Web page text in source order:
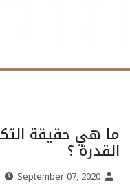
ما هي حقيقة
القدرة ؟
September 07, 2020